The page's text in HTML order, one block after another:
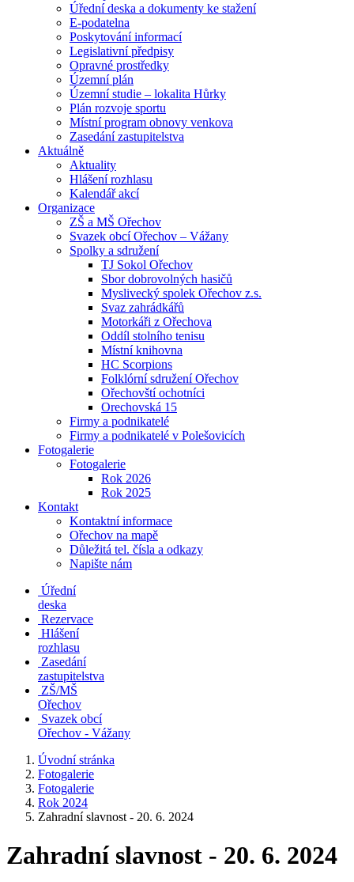
Úřední deska a dokumenty ke stažení
E-podatelna
Poskytování informací
Legislativní předpisy
Opravné prostředky
Územní plán
Územní studie – lokalita Hůrky
Plán rozvoje sportu
Místní program obnovy venkova
Zasedání zastupitelstva
Aktuálně
Aktuality
Hlášení rozhlasu
Kalendář akcí
Organizace
ZŠ a MŠ Ořechov
Svazek obcí Ořechov – Vážany
Spolky a sdružení
TJ Sokol Ořechov
Sbor dobrovolných hasičů
Myslivecký spolek Ořechov z.s.
Svaz zahrádkářů
Motorkáři z Ořechova
Oddíl stolního tenisu
Místní knihovna
HC Scorpions
Folklórní sdružení Ořechov
Ořechovští ochotníci
Orechovská 15
Firmy a podnikatelé
Firmy a podnikatelé v Polešovicích
Fotogalerie
Fotogalerie
Rok 2026
Rok 2025
Kontakt
Kontaktní informace
Ořechov na mapě
Důležitá tel. čísla a odkazy
Napište nám
Úřední
deska
Rezervace
Hlášení
rozhlasu
Zasedání
zastupitelstva
ZŠ/MŠ
Ořechov
Svazek obcí
Ořechov - Vážany
Úvodní stránka
Fotogalerie
Fotogalerie
Rok 2024
Zahradní slavnost - 20. 6. 2024
Zahradní slavnost - 20. 6. 2024